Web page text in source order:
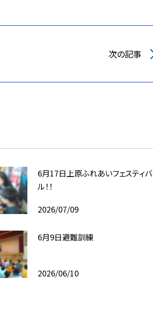
次の記事
6月17日上原ふれあいフェスティバ
ル！！
2026/07/09
6月9日避難訓練
2026/06/10